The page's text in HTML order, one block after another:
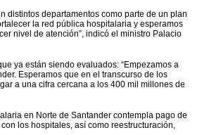
distintos departamentos como parte de un plan
la red pública hospitalaria y esperamos
nivel de atención”, indicó el ministro Palacio
ya están siendo evaluados: “Empezamos a
Esperamos que en el transcurso de los
a una cifra cercana a los 400 mil millones de
en Norte de Santander contempla pago de
los hospitales, así como reestructuración,